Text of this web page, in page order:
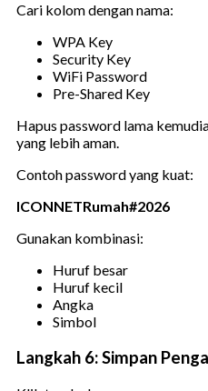
Cari kolom dengan nama:
WPA Key
Security Key
WiFi Password
Pre-Shared Key
Hapus password lama
yang lebih aman.
Contoh password yang kuat:
ICONNETRumah#2026
Gunakan kombinasi:
Huruf besar
Huruf kecil
Angka
Simbol
Langkah 6: Simpan